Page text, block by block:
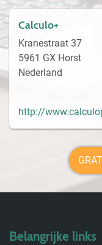
Calculo+
Kranestraat 37
5961 GX Horst
Nederland
http://
Belangrijke links